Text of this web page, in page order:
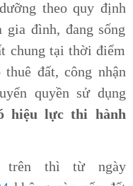
theo quy định
gia đình, đang sống
chung tại thời điểm
đất, công nhận
quyền sử dụng
hiệu lực thi hành
trên thì từ ngày